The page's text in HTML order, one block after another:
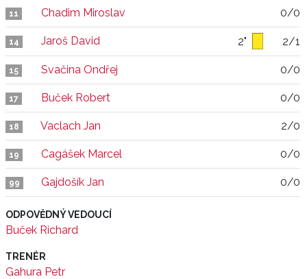
11 Chadim Miroslav 0/0
14 Jaroš David 2" 2/1
15 Svačina Ondřej 0/0
17 Buček Robert 0/0
18 Vaclach Jan 2/0
19 Cagášek Marcel 0/0
99 Gajdošík Jan 0/0
ODPOVĚDNÝ VEDOUCÍ
Buček Richard
TRENÉR
Gahura Petr